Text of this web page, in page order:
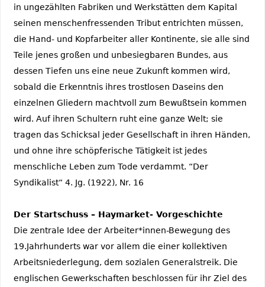
in ungezählten Fabriken und Werkstätten dem Kapital
seinen menschenfressenden Tribut entrichten müssen,
die Hand- und Kopfarbeiter aller Kontinente, sie alle sind
Teile jenes großen und unbesiegbaren Bundes, aus
dessen Tiefen uns eine neue Zukunft kommen wird,
sobald die Erkenntnis ihres trostlosen Daseins den
einzelnen Gliedern machtvoll zum Bewußtsein kommen
wird. Auf ihren Schultern ruht eine ganze Welt; sie
tragen das Schicksal jeder Gesellschaft in ihren Händen,
und ohne ihre schöpferische Tätigkeit ist jedes
menschliche Leben zum Tode verdammt. “Der
Syndikalist“ 4. Jg. (1922), Nr. 16
Der Startschuss – Haymarket- Vorgeschichte
Die zentrale Idee der Arbeiter*innen-Bewegung des
19.Jahrhunderts war vor allem die einer kollektiven
Arbeitsniederlegung, dem sozialen Generalstreik. Die
englischen Gewerkschaften beschlossen für ihr Ziel des